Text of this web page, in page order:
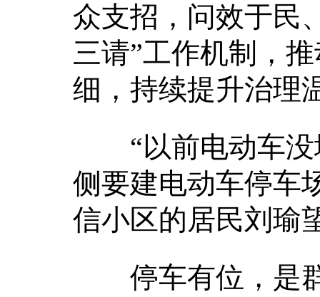
众支招，问效于民
三请”工作机制，
细，持续提升治理
“以前电动车没
侧要建电动车停车
信小区的居民刘瑜
停车有位，是群